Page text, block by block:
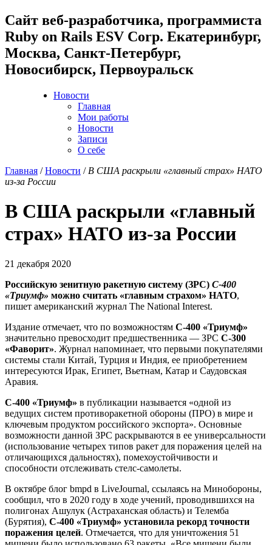
Cайт веб-разработчика, программиста
Ruby on Rails ESV Corp. Екатеринбург,
Москва, Санкт-Петербург,
Новосибирск, Первоуральск
Новости
Главная
Мои работы
Новости
Записи
О себе
Главная /Новости / В США раскрыли «главный страх» НАТО
из-за России
В США раскрыли «главный
страх» НАТО из-за России
21 декабря 2020
Российскую зенитную ракетную систему (ЗРС) С-400
«Триумф» можно считать «главным страхом» НАТО,
пишет американский журнал The National Interest.
Издание отмечает, что по возможностям С-400 «Триумф»
значительно превосходит предшественника — ЗРС С-300
«Фаворит». Журнал напоминает, что первыми покупателями
системы стали Китай, Турция и Индия, ее приобретением
интересуются Ирак, Египет, Вьетнам, Катар и Саудовская
Аравия.
С-400 «Триумф» в публикации называется «одной из
ведущих систем противоракетной обороны (ПРО) в мире и
ключевым продуктом российского экспорта». Основные
возможности данной ЗРС раскрываются в ее универсальности
(использование четырех типов ракет для поражения целей на
отличающихся дальностях), помехоустойчивости и
способности отслеживать стелс-самолеты.
В октябре блог bmpd в LiveJournal, ссылаясь на Минобороны,
сообщил, что в 2020 году в ходе учений, проводившихся на
полигонах Ашулук (Астраханская область) и Телемба
(Бурятия), С-400 «Триумф» установила рекорд точности
поражения целей. Отмечается, что для уничтожения 51